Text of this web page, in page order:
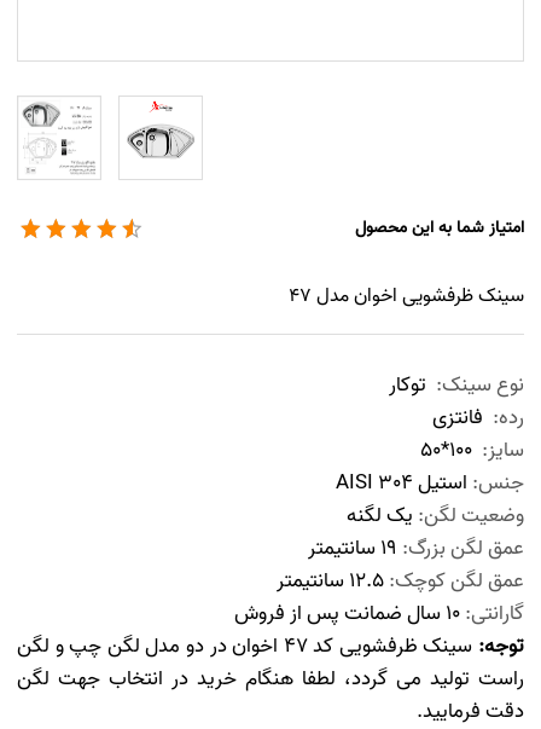
امتیاز شما به این محصول
سینک ظرفشویی اخوان مدل 47
نوع سینک: توکار
رده: فانتزی
سایز: 100*50
جنس: استیل AISI 304
وضعیت لگن: یک لگنه
عمق لگن بزرگ: 19 سانتیمتر
عمق لگن کوچک:12.5 سانتیمتر
گارانتی:10 سال ضمانت پس از فروش
توجه:
سینک ظرفشویی کد 47 اخوان در دو مدل لگن چپ و لگن
راست تولید می گردد، لطفا هنگام خرید در انتخاب جهت لگن
دقت فرمایید.